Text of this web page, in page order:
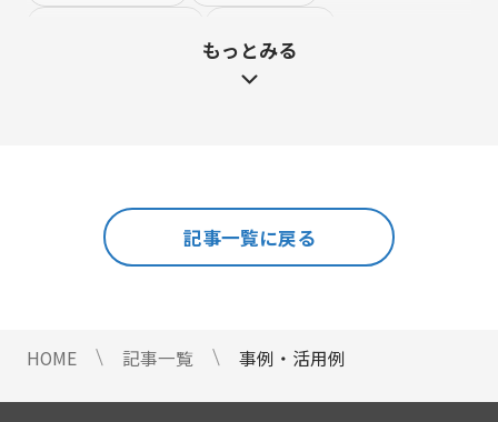
マーケティング運営支援
人事・総務・経理・IR
ストレスチェックサービス
安否確認サービス
給与明細電子化
#メーカー
#メリット・デメリット
#料金・費用
#業務効率化 #機能・仕組み
#無料 #総務 #連携
もっとみる
記事一覧に戻る
HOME 記事一覧 事例・活用例